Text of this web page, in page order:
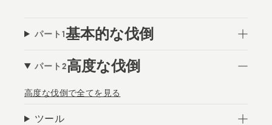
パート1基本的な伐倒
パート2高度な伐倒
高度な伐倒で全てを見る
ツール